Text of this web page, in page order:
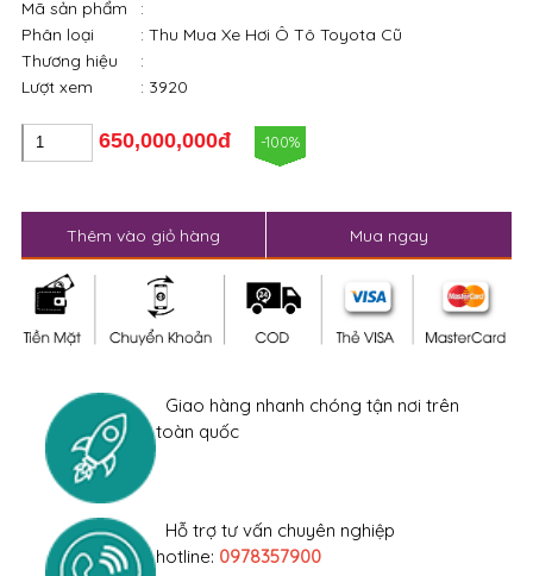
Mã sản phẩm
:
Phân loại
: Thu Mua Xe Hơi Ô Tô Toyota Cũ
Thương hiệu
:
Lượt xem
: 3920
650,000,000đ -100%
Thêm vào giỏ hàng Mua ngay
Giao hàng nhanh chóng tận nơi trên
toàn quốc
Hỗ trợ tư vấn chuyên nghiệp
hotline: 0978357900